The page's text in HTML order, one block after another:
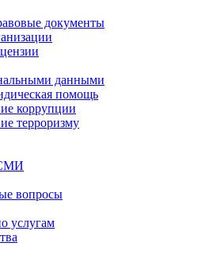
документы
данными
помощь
коррупции
терроризму
вопросы
услугам